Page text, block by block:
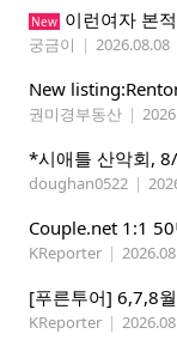
New 이런여자 본
궁금이 | 2026.08.08
New
권미경부동산 |
doughan0522 |
KReporter |
[푸른투어] 6,7,8
KReporter |